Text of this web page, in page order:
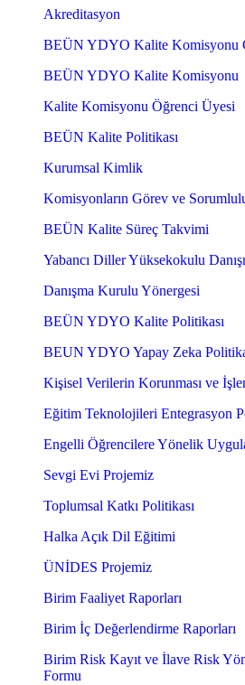
Akreditasyon
BEÜN YDYO Kalite Komisyonu
BEÜN YDYO Kalite Komisyonu
Kalite Komisyonu Öğrenci Üyesi
BEÜN Kalite Politikası
Kurumsal Kimlik
Komisyonların Görev ve
BEÜN Kalite Süreç Takvimi
Yabancı Diller Yüksekokulu
Danışma Kurulu Yönergesi
BEÜN YDYO Kalite Politikası
BEUN YDYO Yapay Zeka
Kişisel Verilerin Korunması ve
Eğitim Teknolojileri Entegrasyon
Engelli Öğrencilere Yönelik
Sevgi Evi Projemiz
Toplumsal Katkı Politikası
Halka Açık Dil Eğitimi
ÜNİDES Projemiz
Birim Faaliyet Raporları
Birim İç Değerlendirme Raporları
Birim Risk Kayıt ve İlave Risk
Formu